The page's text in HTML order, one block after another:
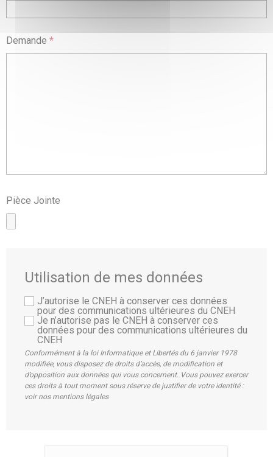
Demande *
Pièce Jointe
Utilisation de mes données
J’autorise le CNEH à conserver ces données
pour des communications ultérieures du CNEH
Je n’autorise pas le CNEH à conserver ces
données pour des communications ultérieures du
CNEH
Conformément à la loi Informatique et Libertés du 6 janvier 1978
modifiée, vous disposez de droits d’accès, de modification et
d’opposition aux données qui vous concernent. Vous pouvez exercer
ces droits à tout moment sous réserve de justifier de votre identité :
voir nos mentions légales